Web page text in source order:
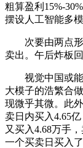
粗算盈利15%-
摆设人工智能多
次要由两点形
卖出。午后炸板
视觉中国或能
大模子的浩繁合
现微乎其微。此
卖日内买入4.65
又买入4.68万手
一个买卖日买入